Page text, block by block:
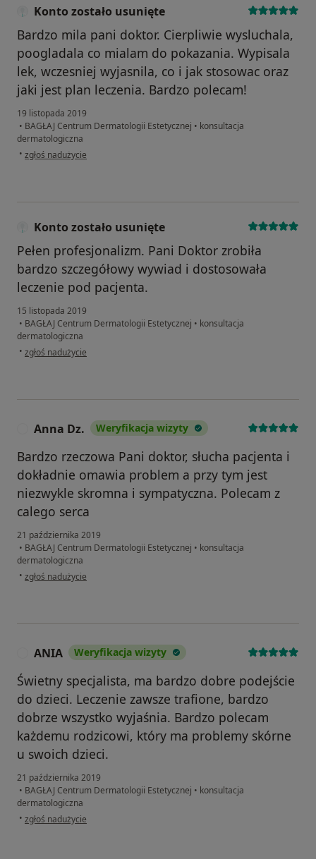
Konto zostało usunięte
Bardzo mila pani doktor. Cierpliwie wysluchala,
poogladala co mialam do pokazania. Wypisala
lek, wczesniej wyjasnila, co i jak stosowac oraz
jaki jest plan leczenia. Bardzo polecam!
19 listopada 2019
• BAGŁAJ Centrum Dermatologii Estetycznej • konsultacja
dermatologiczna
• w opinii użytkownika Konto zostało usunięte
zgłoś nadużycie
Konto zostało usunięte
Pełen profesjonalizm. Pani Doktor zrobiła
bardzo szczegółowy wywiad i dostosowała
leczenie pod pacjenta.
15 listopada 2019
• BAGŁAJ Centrum Dermatologii Estetycznej • konsultacja
dermatologiczna
• w opinii użytkownika Konto zostało usunięte
zgłoś nadużycie
Anna Dz. Weryfikacja wizyty
Bardzo rzeczowa Pani doktor, słucha pacjenta i
dokładnie omawia problem a przy tym jest
niezwykle skromna i sympatyczna. Polecam z
calego serca
21 października 2019
• BAGŁAJ Centrum Dermatologii Estetycznej • konsultacja
dermatologiczna
• w opinii użytkownika Anna Dz.
zgłoś nadużycie
ANIA Weryfikacja wizyty
Świetny specjalista, ma bardzo dobre podejście
do dzieci. Leczenie zawsze trafione, bardzo
dobrze wszystko wyjaśnia. Bardzo polecam
każdemu rodzicowi, który ma problemy skórne
u swoich dzieci.
21 października 2019
• BAGŁAJ Centrum Dermatologii Estetycznej • konsultacja
dermatologiczna
• w opinii użytkownika ANIA
zgłoś nadużycie